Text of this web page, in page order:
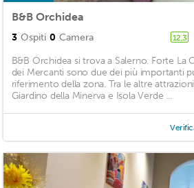
B&B Orchidea
3 Ospiti 0 Camera 12,3
B&B Orchidea si trova a Salerno. Forte La
dei Mercanti sono due dei più importanti
riferimento della zona. Tra le altre
Giardino della Minerva e Isola Verde ...